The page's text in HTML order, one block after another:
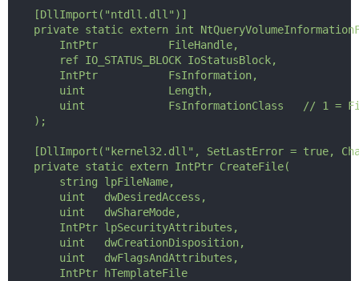
[DllImport("ntdll.dll")]
private static extern int
IntPtr           FileHandle,
ref IO_STATUS_BLOCK IoStatusBlock,
IntPtr           FsInformation,
uint             Length,
uint             FsInformationClass   // 1 =
);
[DllImport("kernel32.dll", SetLastError = true,
private static extern IntPtr CreateFile(
string lpFileName,
uint   dwDesiredAccess,
uint   dwShareMode,
IntPtr lpSecurityAttributes,
uint   dwCreationDisposition,
uint   dwFlagsAndAttributes,
IntPtr hTemplateFile